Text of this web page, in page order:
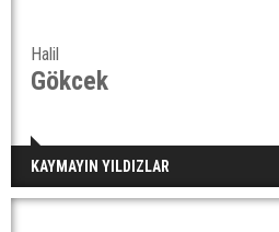
Halil
Gökcek
KAYMAYIN YILDIZLAR